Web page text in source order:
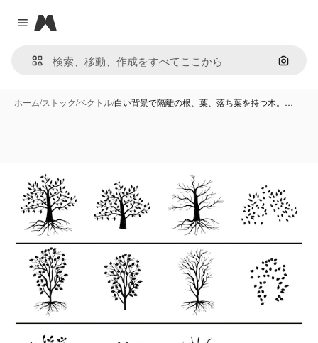
Close menu
Magnific
画像で
ホーム/ストック/ベクトル/白い背景で隔離の根、葉、落ち葉を持つ木。…